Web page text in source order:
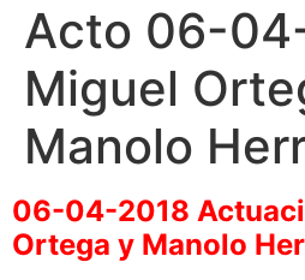
Acto 06-
Miguel
Manolo
06-04-2018
Ortega y Manolo